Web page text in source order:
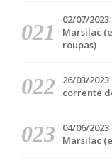
02/07/
Marsilac
roupas)
26/03/
corrente
04/06/
Marsilac